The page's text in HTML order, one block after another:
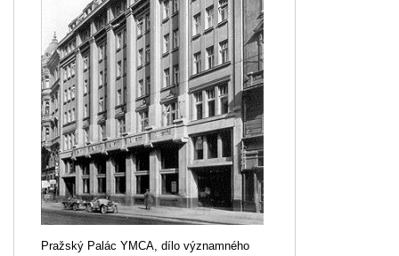
Pražský Palác YMCA, dílo významného